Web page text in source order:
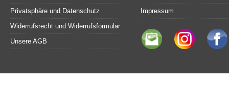
Privatsphäre und Datenschutz
Widerrufsrecht und Widerrufsformular
Unsere AGB
Impressum